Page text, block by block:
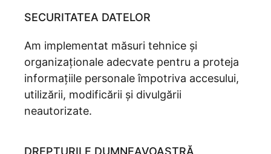
SECURITATEA DATELOR
Am implementat măsuri tehnice și
organizaționale adecvate pentru a proteja
informațiile personale împotriva accesului,
utilizării, modificării și divulgării
neautorizate.
DREPTURILE DUMNEAVOASTRĂ